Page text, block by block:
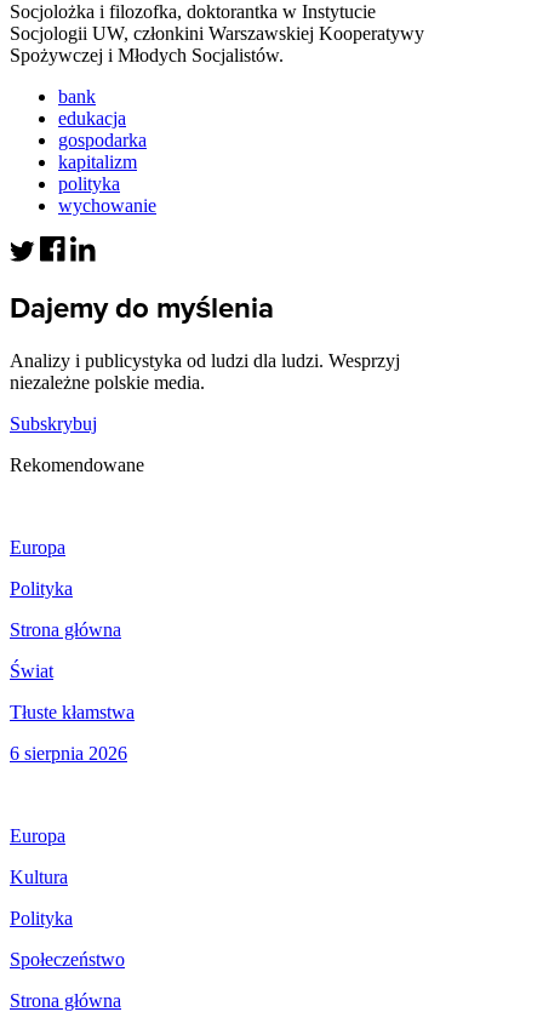
Socjolożka i filozofka, doktorantka w Instytucie
Socjologii UW, członkini Warszawskiej Kooperatywy
Spożywczej i Młodych Socjalistów.
bank
edukacja
gospodarka
kapitalizm
polityka
wychowanie
Dajemy do myślenia
Analizy i publicystyka od ludzi dla ludzi. Wesprzyj
niezależne polskie media.
Subskrybuj
Rekomendowane
Europa
Polityka
Strona główna
Świat
Tłuste kłamstwa
6 sierpnia 2026
Europa
Kultura
Polityka
Społeczeństwo
Strona główna